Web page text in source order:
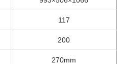
117
200
270mm